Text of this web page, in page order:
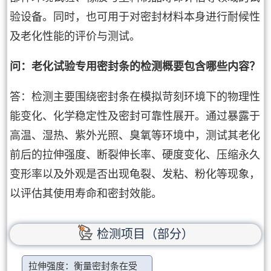
验设备。同时，也可用于对密封材料本身进行耐候性
及老化性能的评价与测试。
问：老化试验专用密封条的检测概要包含哪些内容？
答：检测主要围绕密封条在模拟苛刻环境下的物理性
能变化、化学稳定性及密封可靠性展开。通过暴露于
高温、湿热、紫外光照、臭氧等环境中，测试其老化
前后的拉伸强度、断裂伸长率、硬度变化、压缩永久
变形率以及外观是否出现龟裂、发粘、粉化等现象，
以评估其使用寿命和密封效能。
检测项目（部分）
拉伸强度：衡量密封条在受